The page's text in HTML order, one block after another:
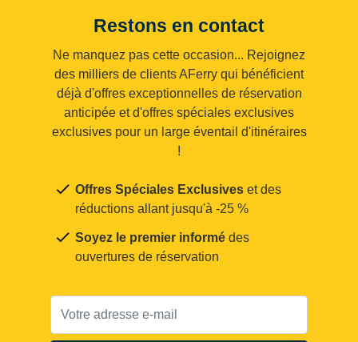
Restons en contact
Ne manquez pas cette occasion... Rejoignez
des milliers de clients AFerry qui bénéficient
déjà d'offres exceptionnelles de réservation
anticipée et d'offres spéciales exclusives
exclusives pour un large éventail d'itinéraires
!
Offres Spéciales Exclusives et des
réductions allant jusqu'à -25 %
Soyez le premier informé des
ouvertures de réservation